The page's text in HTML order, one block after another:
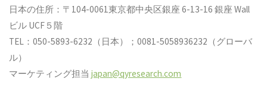
日本の住所：〒104-0061東京都中央区銀座 6-13-16 銀座 Wall
ビル UCF５階
TEL：050-5893-6232（日本）；0081-5058936232（グローバ
ル）
マーケティング担当japan@qyresearch.com